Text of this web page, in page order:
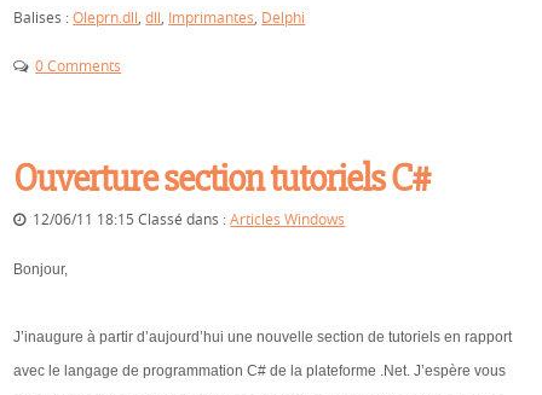
Balises :Oleprn.dll ,dll Imprimantes Delphi
0 Comments
Ouverture section tutoriels C#
12/06/11 18:15 Classé dans :Articles Windows
Bonjour,
J’inaugure à partir d’aujourd’hui une nouvelle section de tutoriels en rapport
avec le langage de programmation C# de la plateforme .Net. J’espère vous